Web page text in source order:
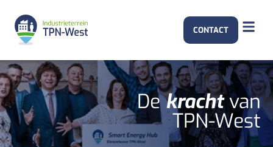
CONTACT
Dekrachtvan
TPN-West